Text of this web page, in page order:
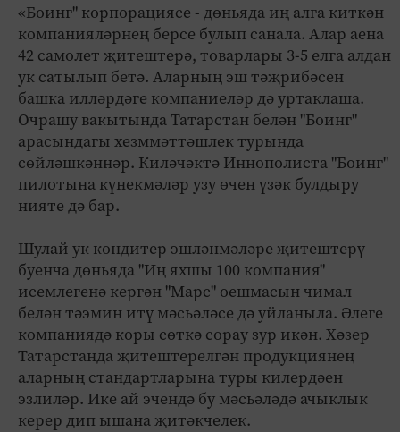
«Боинг" корпорациясе - дөньяда иң алга киткән
компанияләрнең берсе булып санала. Алар аена
42 самолет җитештерә, товарлары 3-5 елга алдан
ук сатылып бетә. Аларның эш тәҗрибәсен
башка илләрдәге компаниеләр дә уртаклаша.
Очрашу вакытында Татарстан белән "Боинг"
арасындагы хезммәттәшлек турында
сөйләшкәннәр. Киләчәктә Иннополиста "Боинг"
пилотына күнекмәләр узу өчен үзәк булдыру
нияте дә бар.
Шулай ук кондитер эшләнмәләре җитештерү
буенча дөньяда "Иң яхшы 100 компания"
исемлегенә кергән "Марс" оешмасын чимал
белән тәэмин итү мәсьәләсе дә уйланыла. Әлеге
компаниядә коры сөткә сорау зур икән. Хәзер
Татарстанда җитештерелгән продукциянең
аларның стандартларына туры килердәен
эзлиләр. Ике ай эчендә бу мәсьәләдә ачыклык
керер дип ышана җитәкчелек.